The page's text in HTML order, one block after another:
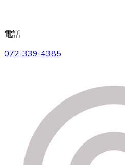
電話
072-339-4385